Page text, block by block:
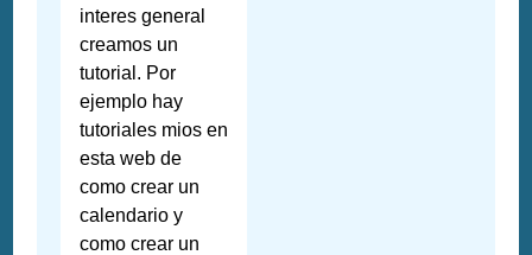
interes general
creamos un
tutorial. Por
ejemplo hay
tutoriales mios en
esta web de
como crear un
calendario y
como crear un